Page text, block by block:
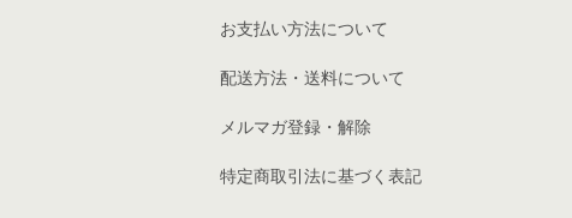
お支払い方法について
配送方法・送料について
メルマガ登録・解除
特定商取引法に基づく表記